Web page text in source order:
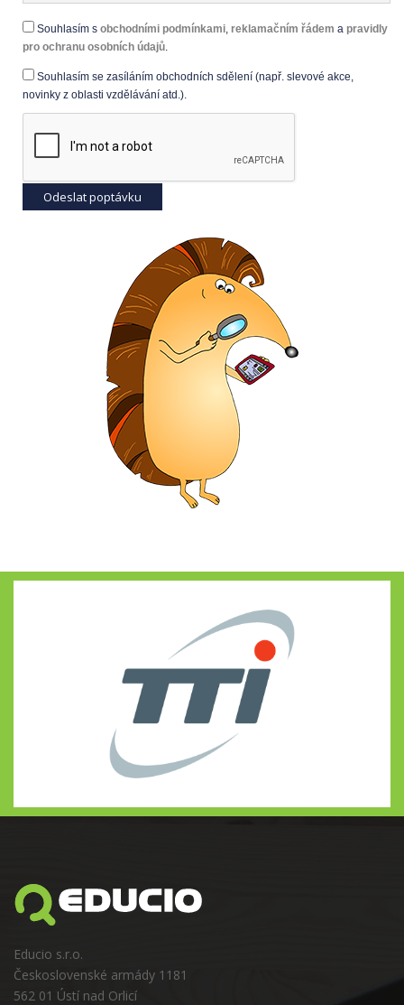
Souhlasím s obchodními podmínkami, reklamačním řádem a pravidly
pro ochranu osobních údajů.
Souhlasím se zasíláním obchodních sdělení (např. slevové akce,
novinky z oblasti vzdělávání atd.).
Odeslat poptávku
Educio s.r.o.
Československé armády 1181
562 01 Ústí nad Orlicí